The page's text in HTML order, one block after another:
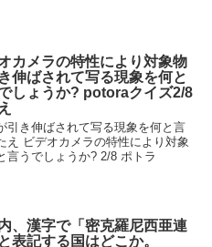
カメラの特性により対象物
伸ばされて写る現象を何と
しょうか? potoraクイズ2/8
引き伸ばされて写る現象を何と言
え ビデオカメラの特性により対象
言うでしょうか? 2/8 ポトラ
、漢字で「密克羅尼西亜連
表記する国はどこか。